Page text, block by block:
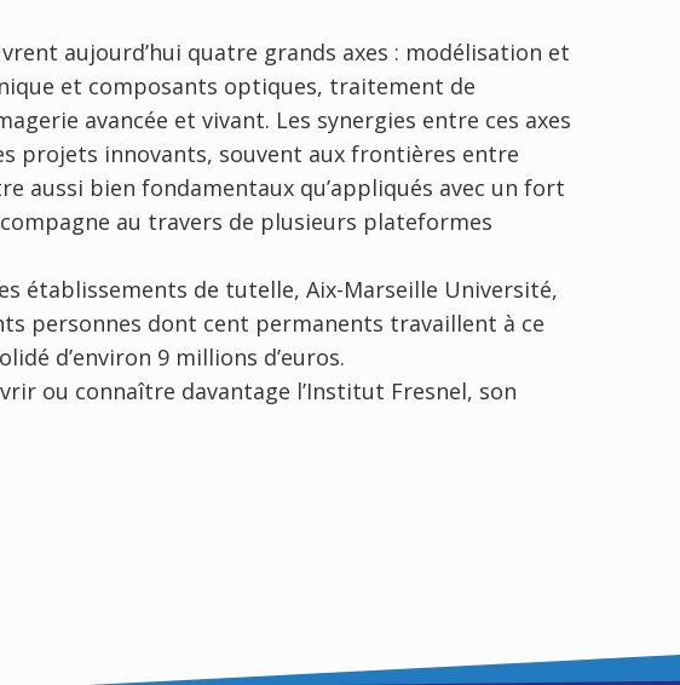
aujourd’hui quatre grands axes : modélisation et
et composants optiques, traitement de
avancée et vivant. Les synergies entre ces axes
projets innovants, souvent aux frontières entre
aussi bien fondamentaux qu’appliqués avec un fort
au travers de plusieurs plateformes
établissements de tutelle, Aix-Marseille Université,
personnes dont cent permanents travaillent à ce
d’environ 9 millions d’euros.
ou connaître davantage l’Institut Fresnel, son